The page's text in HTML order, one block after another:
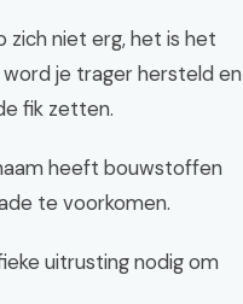
niet erg, het is het
je trager hersteld en
fik zetten.
heeft bouwstoffen
te voorkomen.
uitrusting nodig om